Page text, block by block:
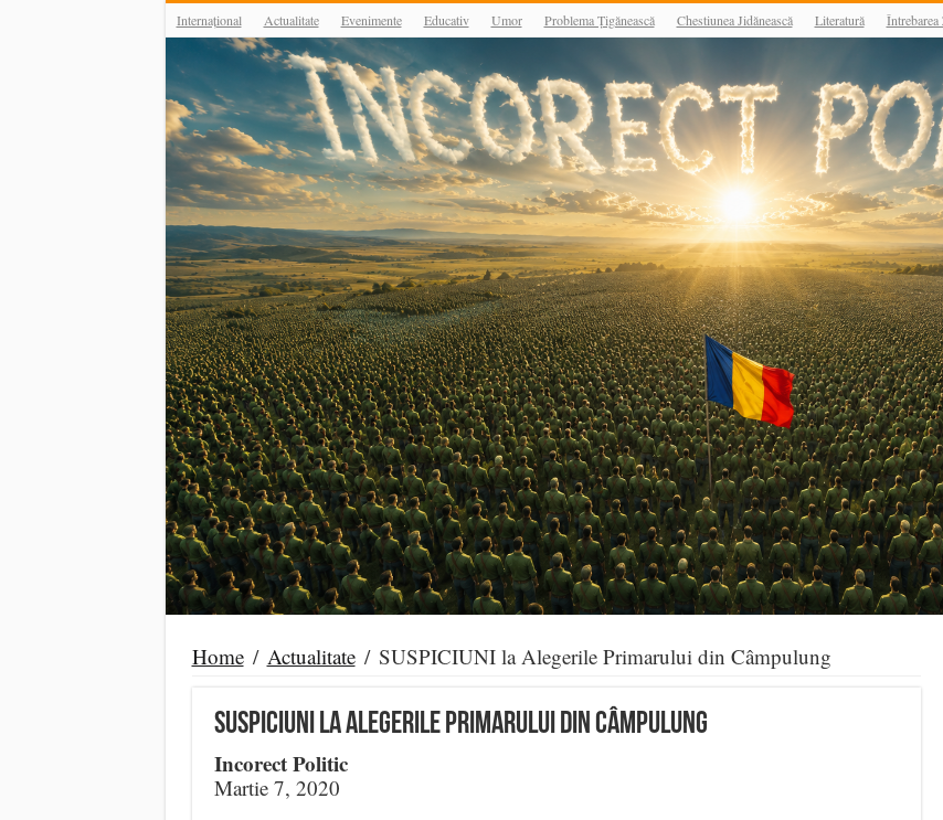
Internațional Actualitate Evenimente Educativ Umor Problema Țigănească Chestiunea Jidănească Literatură Întrebarea
Home / Actualitate / SUSPICIUNI la Alegerile Primarului din Câmpulung
SUSPICIUNI la Alegerile Primarului din Câmpulung
Incorect Politic
Martie 7, 2020